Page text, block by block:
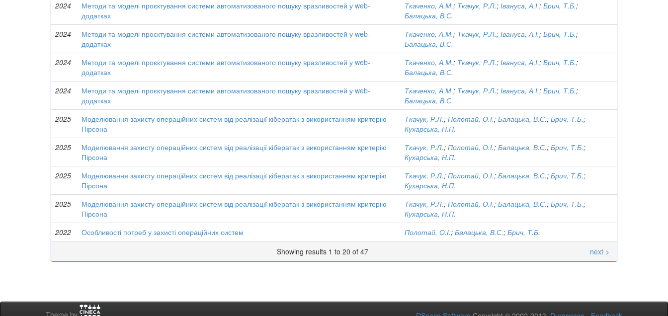
2024
Методи та моделі проєктування системи автоматизованого пошуку вразливостей у web-
додатках
Ткаченко, А.М.; Ткачук, Р.Л.; Івануса, А.І.; Брич, Т.Б.;
Балацька, В.С.
2024
Методи та моделі проєктування системи автоматизованого пошуку вразливостей у web-
додатках
Ткаченко, А.М.; Ткачук, Р.Л.; Івануса, А.І.; Брич, Т.Б.;
Балацька, В.С.
2024
Методи та моделі проєктування системи автоматизованого пошуку вразливостей у web-
додатках
Ткаченко, А.М.; Ткачук, Р.Л.; Івануса, А.І.; Брич, Т.Б.;
Балацька, В.С.
2024
Методи та моделі проєктування системи автоматизованого пошуку вразливостей у web-
додатках
Ткаченко, А.М.; Ткачук, Р.Л.; Івануса, А.І.; Брич, Т.Б.;
Балацька, В.С.
2025
Моделювання захисту операційних систем від реалізації кібератак з використанням критерію
Пірсона
Ткачук, Р.Л.; Полотай, О.І.; Балацька, В.С.; Брич, Т.Б.;
Кухарська, Н.П.
2025
Моделювання захисту операційних систем від реалізації кібератак з використанням критерію
Пірсона
Ткачук, Р.Л.; Полотай, О.І.; Балацька, В.С.; Брич, Т.Б.;
Кухарська, Н.П.
2025
Моделювання захисту операційних систем від реалізації кібератак з використанням критерію
Пірсона
Ткачук, Р.Л.; Полотай, О.І.; Балацька, В.С.; Брич, Т.Б.;
Кухарська, Н.П.
2025
Моделювання захисту операційних систем від реалізації кібератак з використанням критерію
Пірсона
Ткачук, Р.Л.; Полотай, О.І.; Балацька, В.С.; Брич, Т.Б.;
Кухарська, Н.П.
2022
Особливості потреб у захисті операційних систем Полотай, О.І.; Балацька, В.С.; Брич, Т.Б.
Showing results 1 to 20 of 47
next >